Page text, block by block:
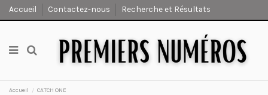
Accueil Contactez-nous Recherche et Résultats
Accueil CATCH ONE